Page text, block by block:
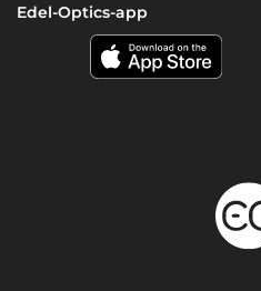
Edel-Optics-app